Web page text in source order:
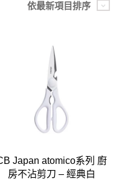
依最新項目排序
Japan atomico系列 廚
房不沾剪刀 – 經典白